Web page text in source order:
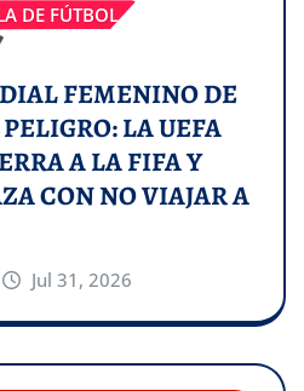
DE FÚTBOL
FEMENINO DE
LA UEFA
A LA FIFA Y
CON NO VIAJAR A
Jul 31, 2026